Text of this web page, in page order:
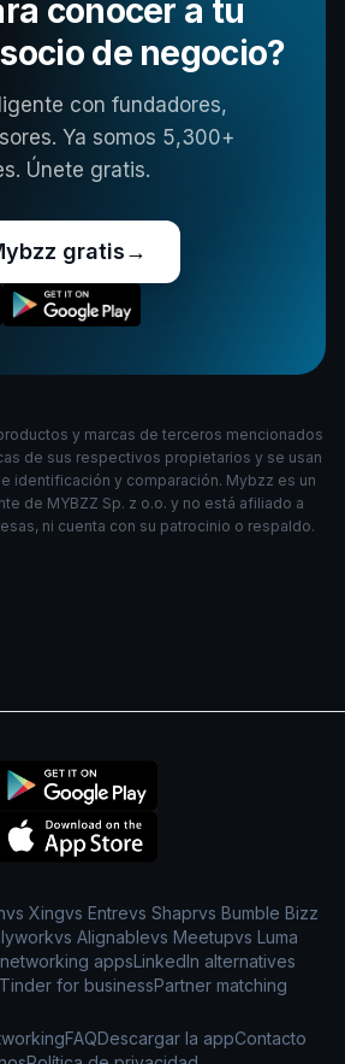
conocer a tu
de negocio?
con fundadores,
Ya somos 5,300+
Únete gratis.
gratis→
y marcas de terceros mencionados
de sus respectivos propietarios y se usan
identificación y comparación. Mybzz es un
de MYBZZ Sp. z o.o. y no está afiliado a
ni cuenta con su patrocinio o respaldo.
vs Xingvs Entrevs Shaprvs Bumble Bizz
vs Alignablevs Meetupvs Luma
appsLinkedIn alternatives
Tinder for businessPartner matching
FAQDescargar la appContacto